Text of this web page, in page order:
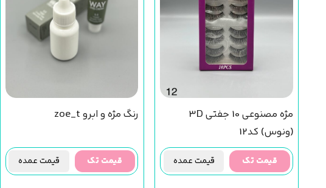
مژه مصنوعی 10 جفتی 3D
(ونوس) کد12
قیمت تک قیمت عمده
رنگ مژه و ابرو zoe_t
قیمت تک قیمت عمده